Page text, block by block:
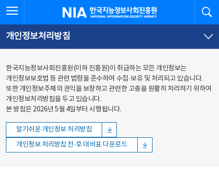
바로가기
바로가기
한국지능정보사회진흥원
개인정보처리방침
한국지능정보사회진흥원(이하 진흥원)이 취급하는 모든 개인정보는
개인정보보호법 등 관련 법령을 준수하여 수집·보유 및 처리되고 있습니다.
또한 개인정보주체의 권익을 보장하고 관련한 고충을 원활히 처리하기 위하여
개인정보처리방침을 두고 있습니다.
본 방침은 2026년 5월 4일부터 시행됩니다.
알기쉬운 개인정보 처리방침
개인정보 처리방침 전·후 대비표 다운로드